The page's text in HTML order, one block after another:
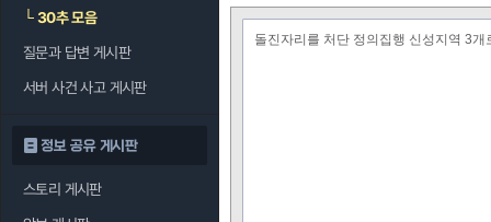
└30추 모음
질문과 답변 게시판
서버 사건 사고 게시판
정보 공유 게시판
스토리 게시판
돌진자리를 처단 정의집행 신성지역 3개